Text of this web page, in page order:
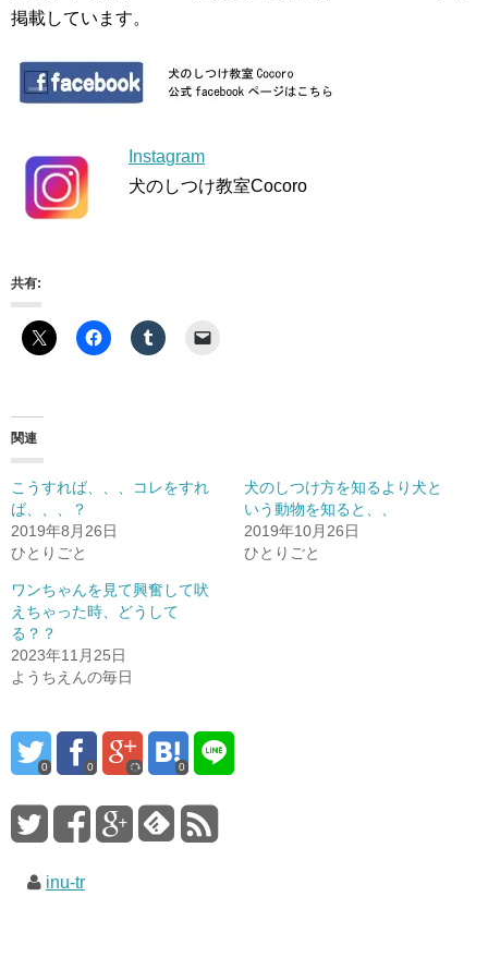
掲載しています。
Instagram
犬のしつけ教室Cocoro
共有:
関連
こうすれば、、、コレをすれ
ば、、、？
2019年8月26日
ひとりごと
犬のしつけ方を知るより犬と
いう動物を知ると、、
2019年10月26日
ひとりごと
ワンちゃんを見て興奮して吠
えちゃった時、どうして
る？？
2023年11月25日
ようちえんの毎日
0 0 0
inu-tr